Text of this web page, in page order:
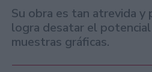
Su obra es tan atrevida y
logra desatar el
muestras gráficas.